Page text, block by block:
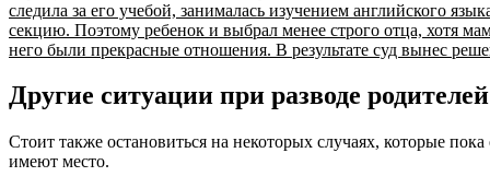
следила за его учебой, занималась изучением английского
секцию. Поэтому ребенок и выбрал менее строго отца, хотя
него были прекрасные отношения. В результате суд вынес
Другие ситуации при разводе родителей
Стоит также остановиться на некоторых случаях, которые
имеют место.